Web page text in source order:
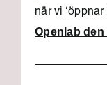
när vi
Openlab den